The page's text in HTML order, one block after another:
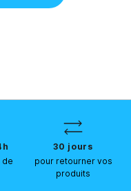
de
30 jours
pour retourner vos
produits